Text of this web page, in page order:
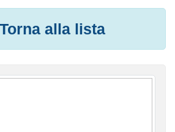
Torna alla lista